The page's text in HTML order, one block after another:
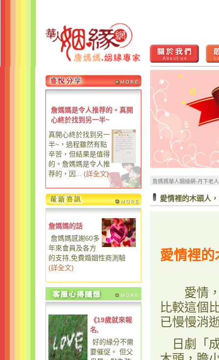
詹媽媽是令人推荐的。真開
心終於找到另一半~
真開心終於找到另一
半~，過程雖然有點
辛苦，但結果是值得
的。詹媽媽是令人推
荐的，因...
(詳全文)
詹媽媽的話
詹媽媽感謝60多
年來會員及各方
的支持,免費婚姻性商測驗
(詳全文)
《19歲就來報
名,
好的緣分不需
要催促。 但父
詹媽媽華人姻緣網-月下老
愛情裡的木頭人
愛情裡的
愛情，
比較這個
已慢慢消
日劇「